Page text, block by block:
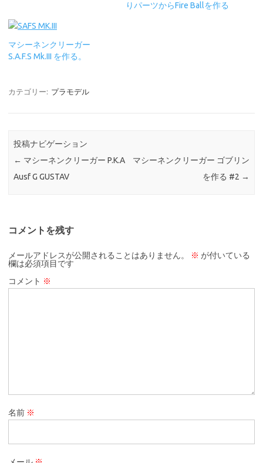
りパーツからFire Ballを作る
マシーネンクリーガー
S.A.F.S Mk.III を作る。
カテゴリー: プラモデル
投稿ナビゲーション
← マシーネンクリーガー P.K.A
Ausf G GUSTAV
マシーネンクリーガー ゴブリン
を作る #2 →
コメントを残す
メールアドレスが公開されることはありません。 ※ が付いている
欄は必須項目です
コメント ※
名前 ※